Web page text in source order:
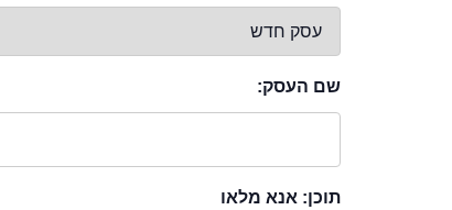
שם העסק:
תוכן: אנא מלאו